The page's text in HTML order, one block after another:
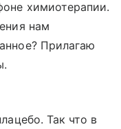
химиотерапии.
нам
Прилагаю
Так что в